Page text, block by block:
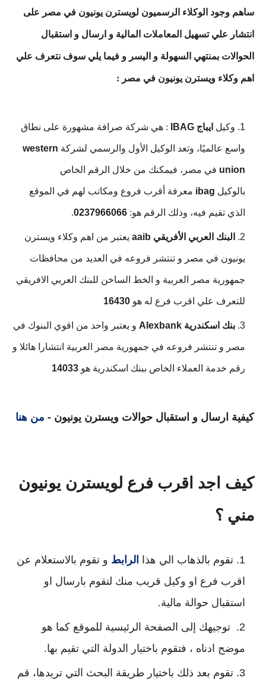
ساهم وجود الوكلاء الرسميون لويسترن يونيون في مصر على
انتشار علي تسهيل المعاملات المالية و ارسال و استقبال
الحوالات بمنتهي السهولة و اليسر و فيما يلي سوف نتعرف علي
اهم وكلاء ويسترن يونيون في مصر :
وكيل ايباج IBAG : هي شركة صرافة مشهورة على نطاق
واسع عالميًا، وتعد الوكيل الأول والرسمي لشركة western
union في مصر، فيمكنك من خلال الرقم الخاص
بالوكيل ibag معرفة أقرب فروع ومكاتب لهم في الموقع
الذي تقيم فيه، وذلك الرقم هو: 0237966066
.
البنك العربي الأفريقي aaib يعتبر من اهم وكلاء ويسترن
يونيون في مصر و تنتشر فروعه في العديد من محافظات
جمهورية مصر العربية و الخط الساخن للبنك العربي الافريقي
للتعرف علي اقرب فرع له هو 16430
بنك اسكندرية Alexbank و يعتبر واحد من اقوي البنوك في
مصر و تنتشر فروعه في جمهورية مصر العربية انتشارا هائلا و
رقم خدمة العملاء الخاص ببنك اسكندرية هو 14033
كيفية ارسال و استقبال حوالات ويسترن يونيون - من هنا
كيف اجد اقرب فرع لويسترن يونيون
مني ؟
تقوم بالذهاب الي هذا الرابط و تقوم بالاستعلام عن
اقرب فرع او وكيل قريب منك لتقوم بارسال او
استقبال حوالة مالية.
توجيهك إلى الصفحة الرئيسية للموقع كما هو
موضح ادناه ، فتقوم باختيار الدولة التي تقيم بها.
تقوم بعد ذلك باختيار طريقة البحث التي تريدها، قم